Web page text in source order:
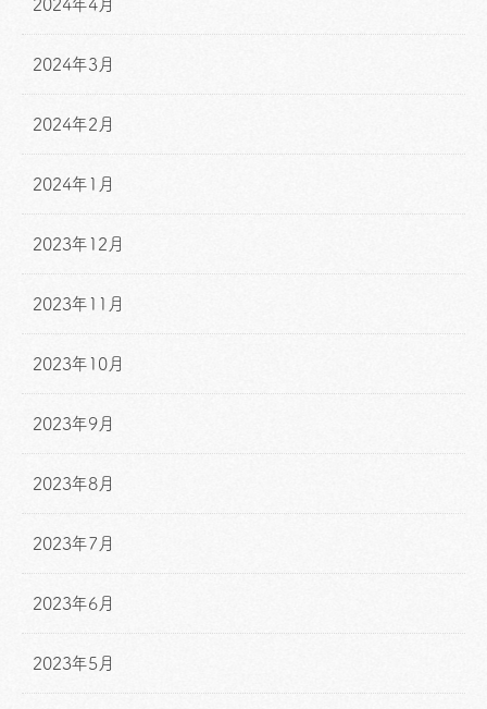
2024年4月
2024年3月
2024年2月
2024年1月
2023年12月
2023年11月
2023年10月
2023年9月
2023年8月
2023年7月
2023年6月
2023年5月